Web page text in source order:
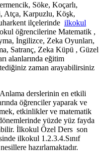
Söke, Koçarlı,
Atça, Karpuzlu, Köşk,
ilçelerinde ilkokul
öğrencilerine Matematik ,
İngilizce, Zeka Oyunları,
Satranç, Zeka Küpü , Güzel
alanlarında eğitim
zaman arayabilirsiniz
derslerinin en etkili
öğrenciler yaparak ve
etkinlikler ve matematik
yüzde yüz fayda
İlkokul Özel Ders son
ilkokul 1.2.3.4.Sınıf
hazırlamaktadır.